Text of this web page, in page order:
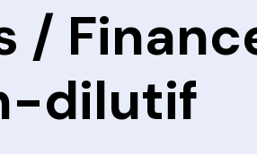
/
dilutif